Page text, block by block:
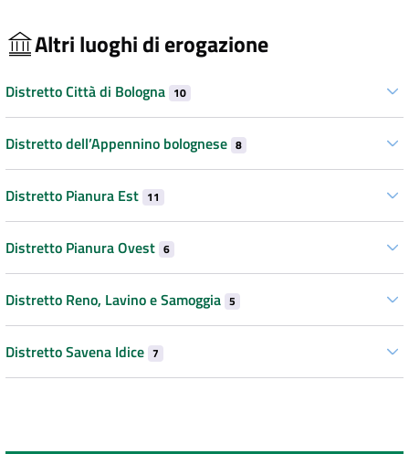
Altri luoghi di erogazione
Distretto Città di Bologna 10
Distretto dell’Appennino bolognese 8
Distretto Pianura Est 11
Distretto Pianura Ovest 6
Distretto Reno, Lavino e Samoggia 5
Distretto Savena Idice 7